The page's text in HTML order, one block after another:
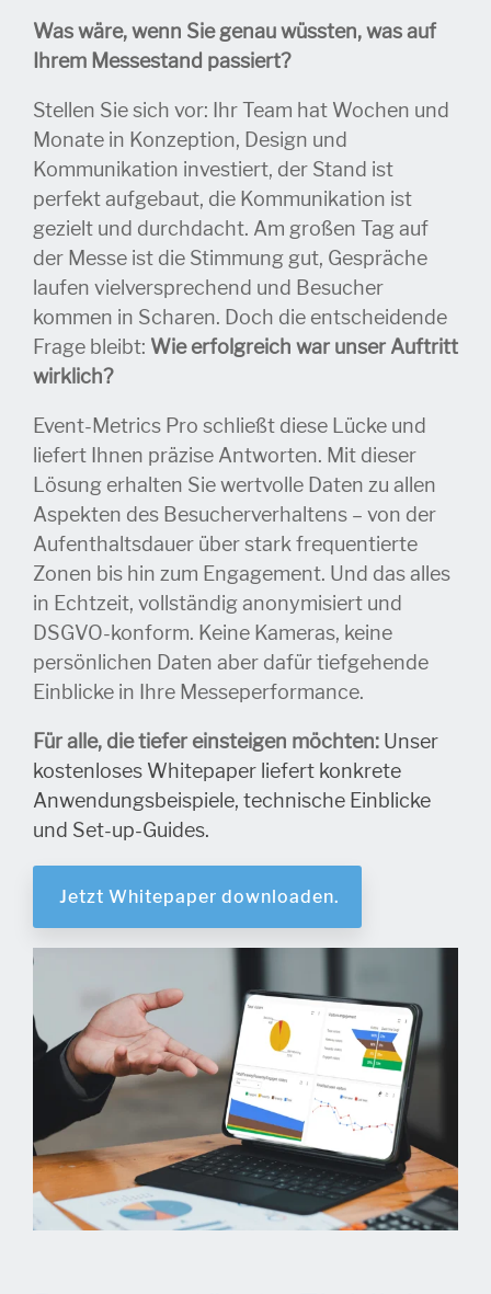
Was wäre, wenn Sie genau wüssten, was auf
Ihrem Messestand passiert?
Stellen Sie sich vor: Ihr Team hat Wochen und
Monate in Konzeption, Design und
Kommunikation investiert, der Stand ist
perfekt aufgebaut, die Kommunikation ist
gezielt und durchdacht. Am großen Tag auf
der Messe ist die Stimmung gut, Gespräche
laufen vielversprechend und Besucher
kommen in Scharen. Doch die entscheidende
Frage bleibt: Wie erfolgreich war unser Auftritt
wirklich?
Event-Metrics Pro schließt diese Lücke und
liefert Ihnen präzise Antworten. Mit dieser
Lösung erhalten Sie wertvolle Daten zu allen
Aspekten des Besucherverhaltens – von der
Aufenthaltsdauer über stark frequentierte
Zonen bis hin zum Engagement. Und das alles
in Echtzeit, vollständig anonymisiert und
DSGVO-konform. Keine Kameras, keine
persönlichen Daten aber dafür tiefgehende
Einblicke in Ihre Messeperformance.
Für alle, die tiefer einsteigen möchten: Unser
kostenloses Whitepaper liefert konkrete
Anwendungsbeispiele, technische Einblicke
und Set-up-Guides.
Jetzt Whitepaper downloaden.